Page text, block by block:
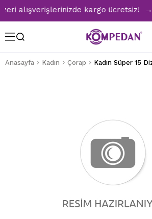
alışverişlerinizde kargo ücretsiz!
Anasayfa Kadın Çorap Kadın Süper 15